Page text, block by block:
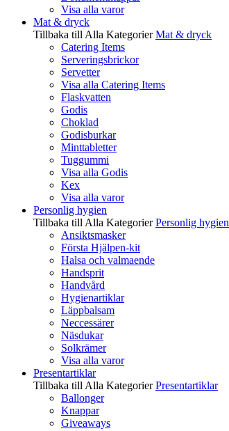
Visa alla varor
Mat & dryck
Tillbaka till Alla Kategorier Mat & dryck
Catering Items
Serveringsbrickor
Servetter
Visa alla Catering Items
Flaskvatten
Godis
Choklad
Godisburkar
Minttabletter
Tuggummi
Visa alla Godis
Kex
Visa alla varor
Personlig hygien
Tillbaka till Alla Kategorier Personlig hygien
Ansiktsmasker
Första Hjälpen-kit
Halsa och valmaende
Handsprit
Handvård
Hygienartiklar
Läppbalsam
Neccessärer
Näsdukar
Solkrämer
Visa alla varor
Presentartiklar
Tillbaka till Alla Kategorier Presentartiklar
Ballonger
Knappar
Giveaways